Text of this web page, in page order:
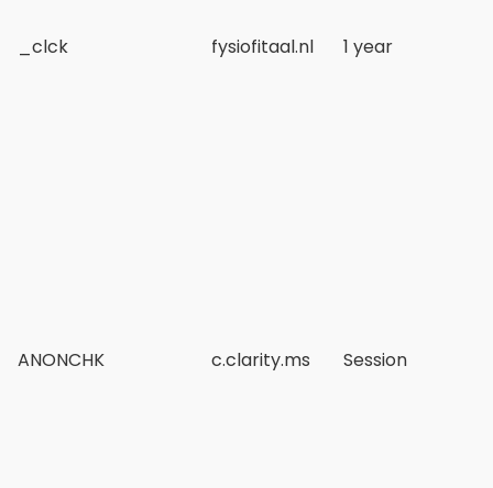
_clck fysiofitaal.nl 1 year
ANONCHK c.clarity.ms Session